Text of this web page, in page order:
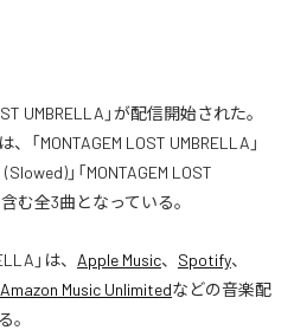
UMBRELLA」が配信開始された。
MONTAGEM LOST UMBRELLA」
」「MONTAGEM LOST
む全3曲となっている。
」は、 Apple Music、 Spotify、
Amazon Music Unlimitedなどの音楽配
。